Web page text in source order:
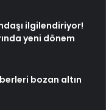
ilgilendiriyor!
yeni dönem
bozan altın